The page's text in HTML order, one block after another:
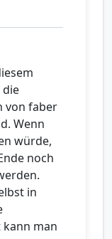
die
von faber
Wenn
würde,
noch
in
kann man